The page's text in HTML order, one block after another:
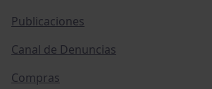
Publicaciones
Canal de Denuncias
Compras